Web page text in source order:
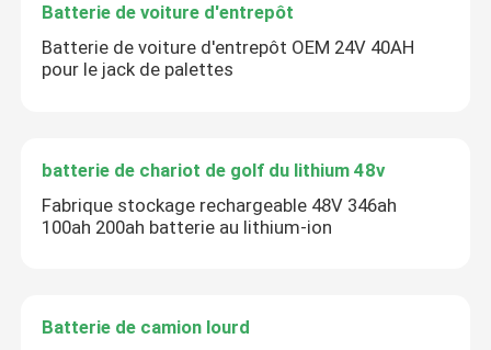
Batterie de voiture d'entrepôt
Batterie de voiture d'entrepôt OEM 24V 40AH
pour le jack de palettes
batterie de chariot de golf du lithium 48v
Fabrique stockage rechargeable 48V 346ah
100ah 200ah batterie au lithium-ion
Batterie de camion lourd